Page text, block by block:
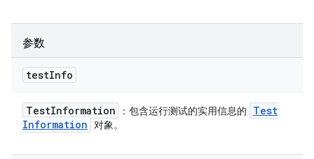
参数
testInfo
TestInformation ：包含运行测试的实用信息的
Test
Information 对象。